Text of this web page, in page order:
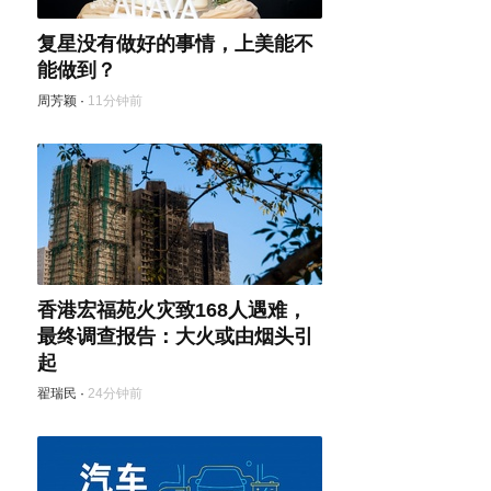
复星没有做好的事情，上美能不
能做到？
周芳颖 · 11分钟前
香港宏福苑火灾致168人遇难，
最终调查报告：大火或由烟头引
起
翟瑞民 · 24分钟前